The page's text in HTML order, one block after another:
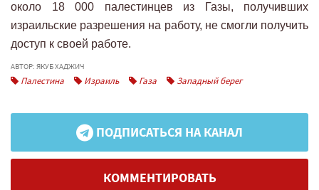
около 18 000 палестинцев из Газы, получивших
израильские разрешения на работу, не смогли получить
доступ к своей работе.
АВТОР: ЯКУБ ХАДЖИЧ
Палестина Израиль Газа Западный берег
ПОДПИСАТЬСЯ НА КАНАЛ
КОММЕНТИРОВАТЬ